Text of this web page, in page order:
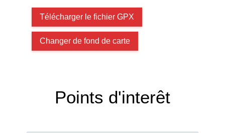
Télécharger le fichier GPX
Changer de fond de carte
Points d'interêt